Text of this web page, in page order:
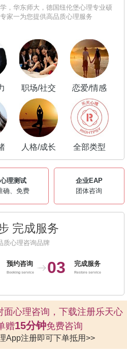
，华东师大，德国纽伦堡心理专业硕
家一为您提供高品质心理服务
职场/社交 恋爱/情感
人格/成长 全部类型
心理测试
确、免费
企业EAP
团体咨询
完成服务
质心理咨询品牌
预约咨询
Booking service 03 完成服务
Restore service
面心理咨询，下载注册乐天心
赠15分钟免费咨询
App注册即可下单抵用>>